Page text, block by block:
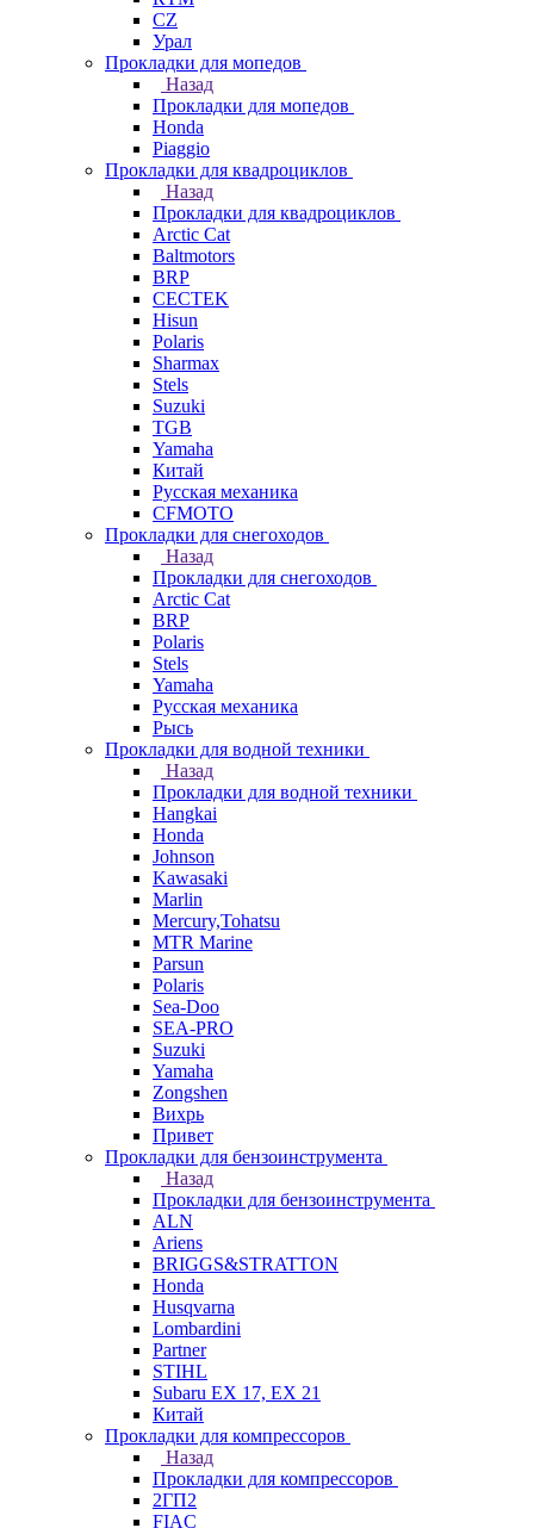
СZ
Урал
Прокладки для мопедов
Назад
Прокладки для мопедов
Honda
Piaggio
Прокладки для квадроциклов
Назад
Прокладки для квадроциклов
Arctic Cat
Baltmotors
BRP
CECTEK
Hisun
Polaris
Sharmax
Stels
Suzuki
TGB
Yamaha
Китай
Русская механика
СFMOTO
Прокладки для снегоходов
Назад
Прокладки для снегоходов
Arctic Cat
BRP
Polaris
Stels
Yamaha
Русская механика
Рысь
Прокладки для водной техники
Назад
Прокладки для водной техники
Hangkai
Honda
Johnson
Kawasaki
Marlin
Mercury,Tohatsu
MTR Marine
Parsun
Polaris
Sea-Doo
SEA-PRO
Suzuki
Yamaha
Zongshen
Вихрь
Привет
Прокладки для бензоинструмента
Назад
Прокладки для бензоинструмента
ALN
Ariens
BRIGGS&STRATTON
Honda
Husqvarna
Lombardini
Partner
STIHL
Subaru EX 17, EX 21
Китай
Прокладки для компрессоров
Назад
Прокладки для компрессоров
2ГП2
FIAC